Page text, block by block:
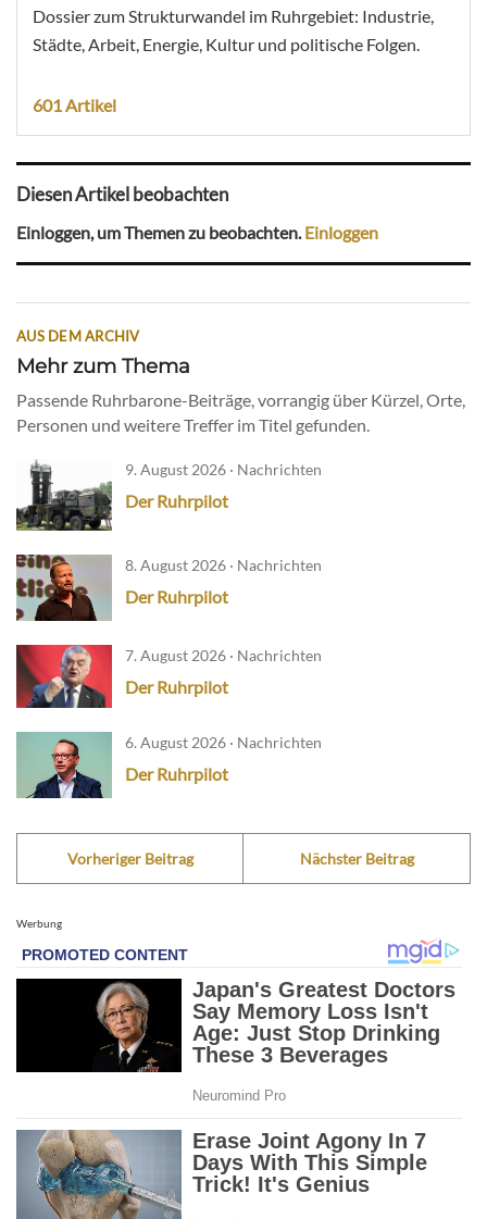
Dossier zum Strukturwandel im Ruhrgebiet: Industrie,
Städte, Arbeit, Energie, Kultur und politische Folgen.
601 Artikel
Diesen Artikel beobachten
Einloggen, um Themen zu beobachten.Einloggen
AUS DEM ARCHIV
Mehr zum Thema
Passende Ruhrbarone-Beiträge, vorrangig über Kürzel, Orte,
Personen und weitere Treffer im Titel gefunden.
9. August 2026 · Nachrichten
Der Ruhrpilot
8. August 2026 · Nachrichten
Der Ruhrpilot
7. August 2026 · Nachrichten
Der Ruhrpilot
6. August 2026 · Nachrichten
Der Ruhrpilot
Vorheriger Beitrag Nächster Beitrag
Werbung